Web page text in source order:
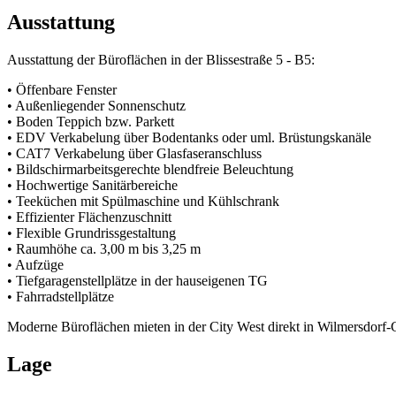
Ausstattung
Ausstattung der Büroflächen in der Blissestraße 5 - B5:
• Öffenbare Fenster
• Außenliegender Sonnenschutz
• Boden Teppich bzw. Parkett
• EDV Verkabelung über Bodentanks oder uml. Brüstungskanäle
• CAT7 Verkabelung über Glasfaseranschluss
• Bildschirmarbeitsgerechte blendfreie Beleuchtung
• Hochwertige Sanitärbereiche
• Teeküchen mit Spülmaschine und Kühlschrank
• Effizienter Flächenzuschnitt
• Flexible Grundrissgestaltung
• Raumhöhe ca. 3,00 m bis 3,25 m
• Aufzüge
• Tiefgaragenstellplätze in der hauseigenen TG
• Fahrradstellplätze
Moderne Büroflächen mieten in der City West direkt in
Lage